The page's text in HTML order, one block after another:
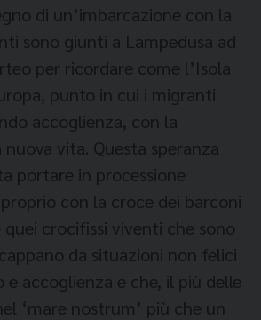
di un’imbarcazione con la
sono giunti a Lampedusa ad
per ricordare come l’Isola
punto in cui i migranti
accoglienza, con la
vita. Questa speranza
portare in processione
con la croce dei barconi
quei crocifissi viventi che sono
da situazioni non felici
e accoglienza e che, il più delle
‘mare nostrum’ più che un